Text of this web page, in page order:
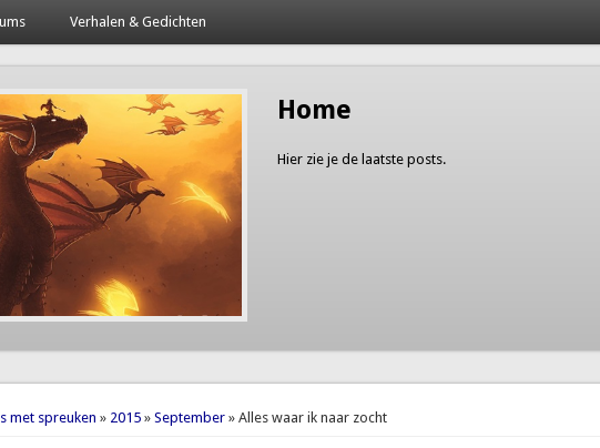
Verhalen & Gedichten
Home
Hier zie je de laatste posts.
met spreuken » 2015 »September » Alles waar ik naar zocht